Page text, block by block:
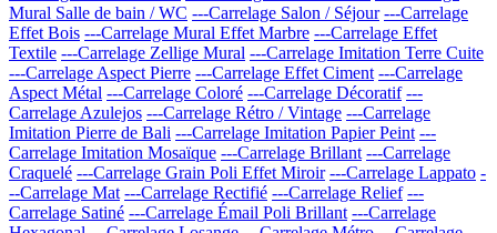
Mural Salle de bain / WC ---Carrelage Salon / Séjour ---Carrelage
Effet Bois ---Carrelage Mural Effet Marbre ---Carrelage Effet
Textile ---Carrelage Zellige Mural ---Carrelage Imitation Terre Cuite
---Carrelage Aspect Pierre ---Carrelage Effet Ciment ---Carrelage
Aspect Métal ---Carrelage Coloré ---Carrelage Décoratif ---
Carrelage Azulejos ---Carrelage Rétro / Vintage ---Carrelage
Imitation Pierre de Bali ---Carrelage Imitation Papier Peint ---
Carrelage Imitation Mosaïque ---Carrelage Brillant ---Carrelage
Craquelé ---Carrelage Grain Poli Effet Miroir ---Carrelage Lappato -
--Carrelage Mat ---Carrelage Rectifié ---Carrelage Relief ---
Carrelage Satiné ---Carrelage Émail Poli Brillant ---Carrelage